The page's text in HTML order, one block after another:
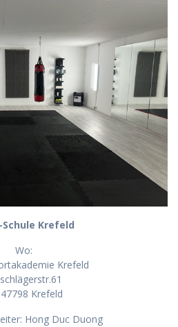
Schule Krefeld
Wo:
Krefeld
Krefeld
Hong Duc Duong